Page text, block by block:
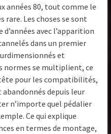
années 80, tout comme le
rare. Les choses se sont
avec l’apparition
dans un premier
et
normes se multiplient, ce
pour les compatibilités,
depuis leur
n’importe quel pédalier
Ce qui explique
en termes de montage,